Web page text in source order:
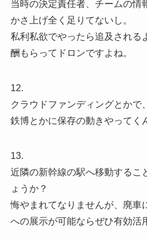
当時の決定責任者、チームの情
かさ上げ全く足りてないし。
私利私欲でやったら追及される
酬もらってドロンですよね。
12.
クラウドファンディングとかで
鉄博とかに保存の動きやってく
13.
近隣の新幹線の駅へ移動するこ
ょうか？
悔やまれてなりませんが、廃車
への展示が可能ならぜひ有効活